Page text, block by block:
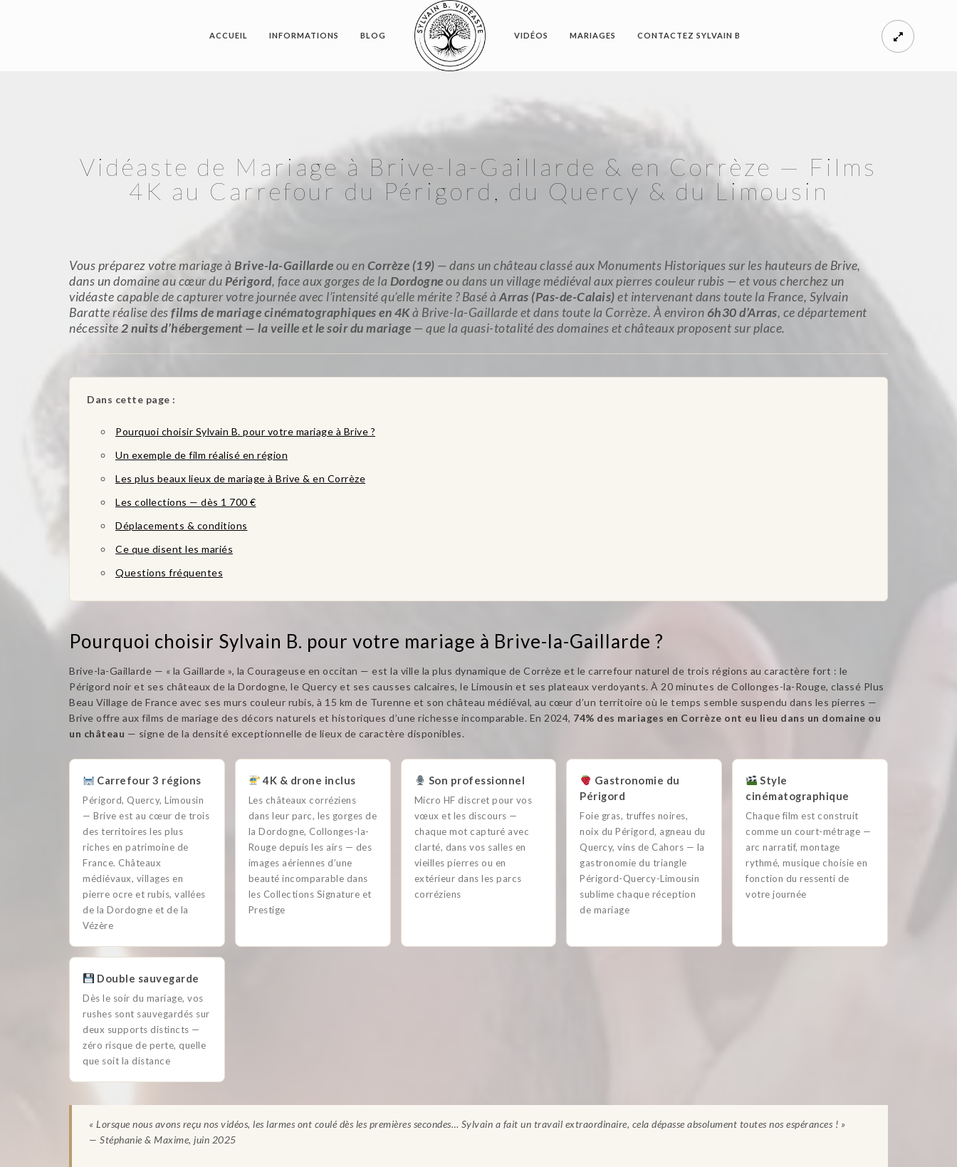
ACCUEIL INFORMATIONS BLOG VIDÉOS MARIAGES CONTACTEZ SYLVAIN B
Vidéaste de Mariage à Brive-la-Gaillarde & en Corrèze — Films
4K au Carrefour du Périgord, du Quercy & du Limousin
Vous préparez votre mariage à Brive-la-Gaillardeou enCorrèze (19) — dans un château classé aux Monuments Historiques sur les hauteurs de Brive,
dans un domaine au cœur du Périgord, face aux gorges de la Dordogneou dans un village médiéval aux pierres couleur rubis — et vous cherchez un
vidéaste capable de capturer votre journée avec l’intensité qu’elle mérite ? Basé à Arras (Pas-de-Calais)et intervenant dans toute la France, Sylvain
Baratte réalise desfilms de mariage cinématographiques en 4Kà Brive-la-Gaillarde et dans toute la Corrèze. À environ6h30 d’Arras, ce département
nécessite2 nuits d’hébergement — la veille et le soir du mariage — que la quasi-totalité des domaines et châteaux proposent sur place.
Dans cette page :
Pourquoi choisir Sylvain B. pour votre mariage à Brive ?
Un exemple de film réalisé en région
Les plus beaux lieux de mariage à Brive & en Corrèze
Les collections — dès 1 700 €
Déplacements & conditions
Ce que disent les mariés
Questions fréquentes
Pourquoi choisir Sylvain B. pour votre mariage à Brive-la-Gaillarde ?
Brive-la-Gaillarde — « la Gaillarde », la Courageuse en occitan — est la ville la plus dynamique de Corrèze et le carrefour naturel de trois régions au caractère fort : le
Périgord noir et ses châteaux de la Dordogne, le Quercy et ses causses calcaires, le Limousin et ses plateaux verdoyants. À 20 minutes de Collonges-la-Rouge, classé Plus
Beau Village de France avec ses murs couleur rubis, à 15 km de Turenne et son château médiéval, au cœur d’un territoire où le temps semble suspendu dans les pierres —
Brive offre aux films de mariage des décors naturels et historiques d’une richesse incomparable. En 2024, 74% des mariages en Corrèze ont eu lieu dans un domaine ou
un château — signe de la densité exceptionnelle de lieux de caractère disponibles.
Carrefour 3 régions
Périgord, Quercy, Limousin
— Brive est au cœur de trois
des territoires les plus
riches en patrimoine de
France. Châteaux
médiévaux, villages en
pierre ocre et rubis, vallées
de la Dordogne et de la
Vézère
4K & drone inclus
Les châteaux corréziens
dans leur parc, les gorges de
la Dordogne, Collonges-la-
Rouge depuis les airs — des
images aériennes d’une
beauté incomparable dans
les Collections Signature et
Prestige
Son professionnel
Micro HF discret pour vos
vœux et les discours —
chaque mot capturé avec
clarté, dans vos salles en
vieilles pierres ou en
extérieur dans les parcs
corréziens
Gastronomie du
Périgord
Foie gras, truffes noires,
noix du Périgord, agneau du
Quercy, vins de Cahors — la
gastronomie du triangle
Périgord-Quercy-Limousin
sublime chaque réception
de mariage
Style
cinématographique
Chaque film est construit
comme un court-métrage —
arc narratif, montage
rythmé, musique choisie en
fonction du ressenti de
votre journée
Double sauvegarde
Dès le soir du mariage, vos
rushes sont sauvegardés sur
deux supports distincts —
zéro risque de perte, quelle
que soit la distance
« Lorsque nous avons reçu nos vidéos, les larmes ont coulé dès les premières secondes… Sylvain a fait un travail extraordinaire, cela dépasse absolument toutes nos espérances ! »
— Stéphanie & Maxime, juin 2025